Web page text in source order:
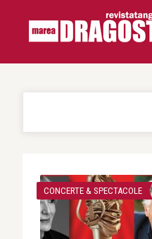
CONCERTE & SPECTACOLE